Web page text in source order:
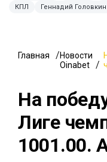
КПЛ
Геннадий Головкин
Главная
Новости
Oinabet
На
Лиге
1001.00.